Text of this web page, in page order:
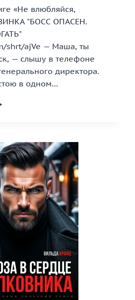
«Не влюбляйся,
"БОСС ОПАСЕН.
shrt/ajVe — Маша, ты
— слышу в телефоне
директора.
в одном…